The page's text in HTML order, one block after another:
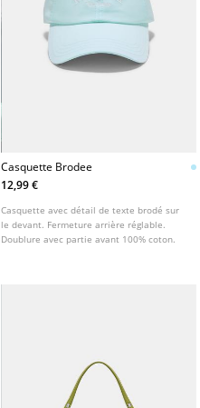
Casquette Brodee
12,99 €
Casquette avec détail de texte brodé sur
le devant. Fermeture arrière réglable.
Doublure avec partie avant 100% coton.